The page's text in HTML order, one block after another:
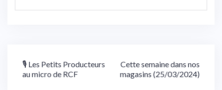
Navigation
de
🎙 Les Petits Producteurs
au micro de RCF
Cette semaine dans nos
magasins (25/03/2024)